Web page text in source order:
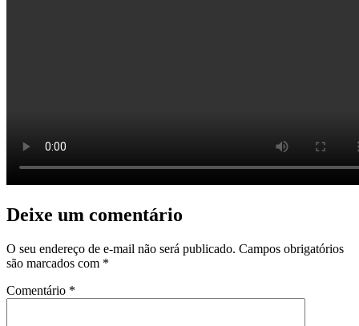
Deixe um comentário
O seu endereço de e-mail não será publicado. Campos obrigatórios
são marcados com *
Comentário *